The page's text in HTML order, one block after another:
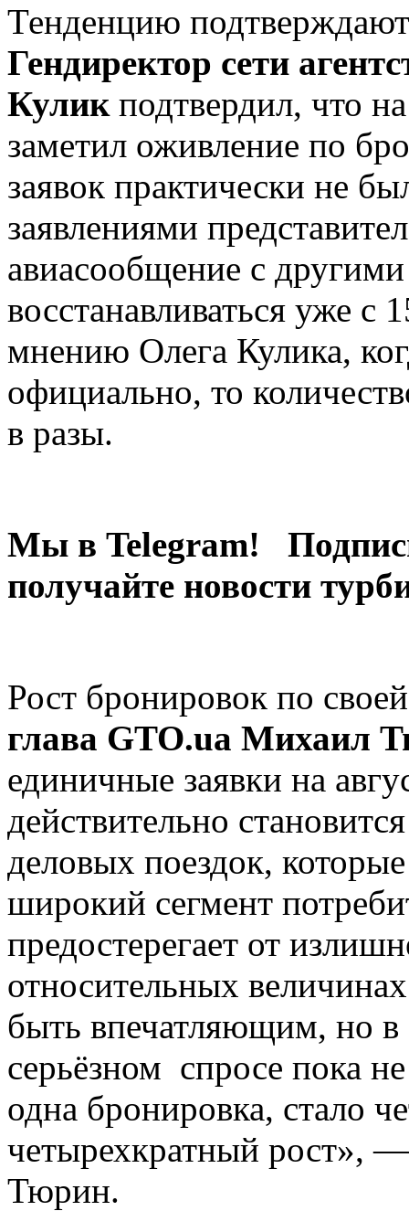
Тенденцию
Гендиректор сети
Кулик подтвердил, что
заметил оживление по
заявок практически не
заявлениями
авиасообщение с
восстанавливаться уже
мнению Олега Кулика,
официально, то
в разы.
Мы в Telegram!
получайте новости
Рост бронировок по
глава GTO.ua Михаил
единичные заявки на
действительно
деловых поездок,
широкий сегмент
предостерегает от
относительных
быть впечатляющим, но в
серьёзном спросе пока
одна бронировка, стало
четырехкратный рост»,
Тюрин.